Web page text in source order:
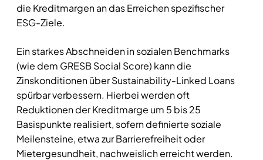
die Kreditmargen an das Erreichen spezifischer
ESG-Ziele.
Ein starkes Abschneiden in sozialen Benchmarks
(wie dem GRESB Social Score) kann die
Zinskonditionen über Sustainability-Linked Loans
spürbar verbessern. Hierbei werden oft
Reduktionen der Kreditmarge um 5 bis 25
Basispunkte realisiert, sofern definierte soziale
Meilensteine, etwa zur Barrierefreiheit oder
Mietergesundheit, nachweislich erreicht werden.